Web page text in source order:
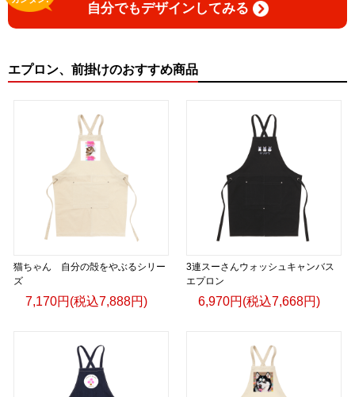
自分でもデザインしてみる
エプロン、前掛けのおすすめ商品
猫ちゃん 自分の殻をやぶるシリー
ズ
7,170円(税込7,888円)
3連スーさんウォッシュキャンバス
エプロン
6,970円(税込7,668円)